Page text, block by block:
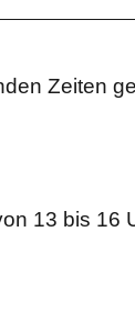
Zeiten
13 bis 16